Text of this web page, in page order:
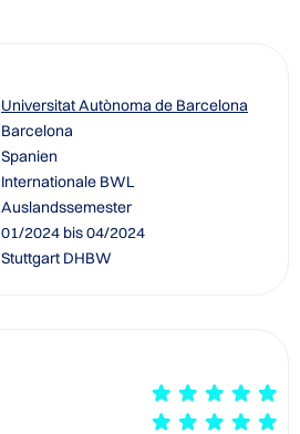
Universitat Autònoma de Barcelona
Barcelona
Spanien
Internationale BWL
Auslandssemester
01/2024 bis 04/2024
Stuttgart DHBW